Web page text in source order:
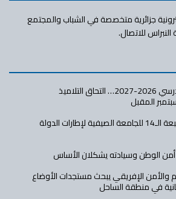
جزائرية متخصصة في الشباب والمجتمع
للاتصال.
تعديل رزنامة الدخول المدرسي 2026-2027… التحاق التلاميذ
مشاركة 300 إطار في الطبعة الـ14 للجامعة الصيفية لإطارات الدولة
و أمن الوطن وسيادته يشكلان الأساس
والأمن الإفريقي يبحث مستجدات الأوضاع
في منطقة الساحل